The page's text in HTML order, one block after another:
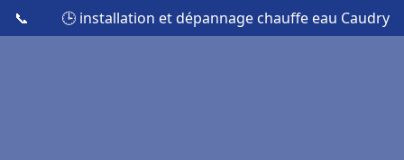
📞 🕒 installation et dépannage chauffe eau Caudry